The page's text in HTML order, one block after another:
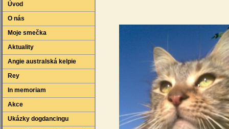
Úvod
O nás
Moje smečka
Aktuality
Angie australská kelpie
Rey
In memoriam
Akce
Ukázky dogdancingu